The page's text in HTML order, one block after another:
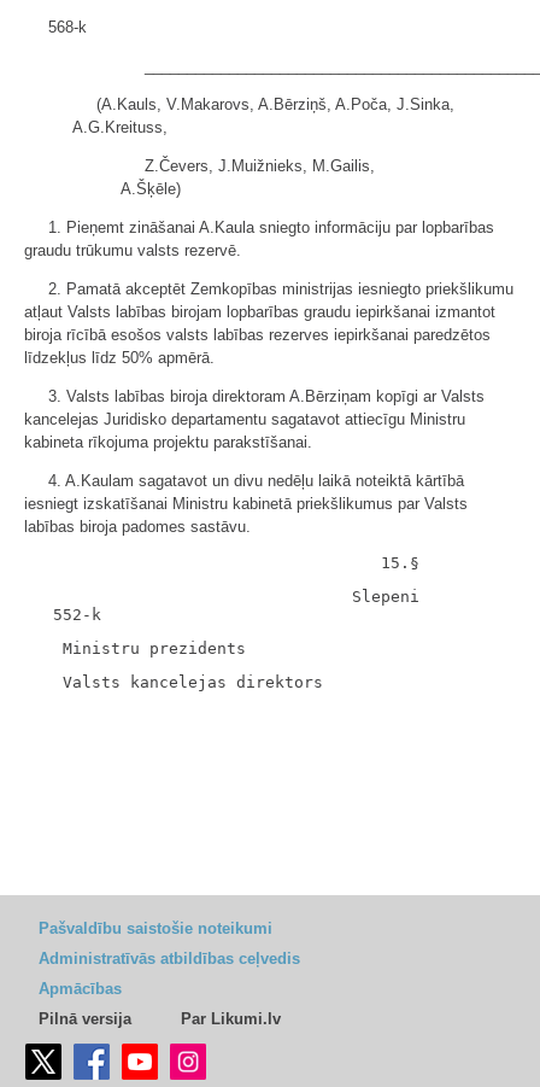
568-k
(A.Kauls, V.Makarovs, A.Bērziņš, A.Poča, J.Sinka,
A.G.Kreituss,
Z.Čevers, J.Muižnieks, M.Gailis,
A.Šķēle)
1. Pieņemt zināšanai A.Kaula sniegto informāciju par lopbarības
graudu trūkumu valsts rezervē.
2. Pamatā akceptēt Zemkopības ministrijas iesniegto priekšlikumu
atļaut Valsts labības birojam lopbarības graudu iepirkšanai izmantot
biroja rīcībā esošos valsts labības rezerves iepirkšanai paredzētos
līdzekļus līdz 50% apmērā.
3. Valsts labības biroja direktoram A.Bērziņam kopīgi ar Valsts
kancelejas Juridisko departamentu sagatavot attiecīgu Ministru
kabineta rīkojuma projektu parakstīšanai.
4. A.Kaulam sagatavot un divu nedēļu laikā noteiktā kārtībā
iesniegt izskatīšanai Ministru kabinetā priekšlikumus par Valsts
labības biroja padomes sastāvu.
Slepeni
Pašvaldību saistošie noteikumi
Administratīvās atbildības ceļvedis
Apmācības
Pilnā versija
Par Likumi.lv